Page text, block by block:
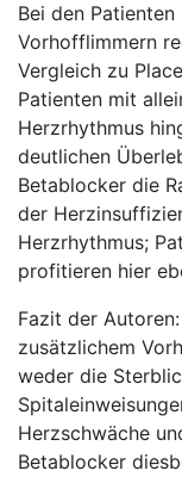
Bei den
Vorhofflimmern
Vergleich zu
Patienten mit
Herzrhythmus
deutlichen
Betablocker die
der
Herzrhythmus;
profitieren hier
Fazit der
zusätzlichem
weder die
Herzschwäche
Betablocker